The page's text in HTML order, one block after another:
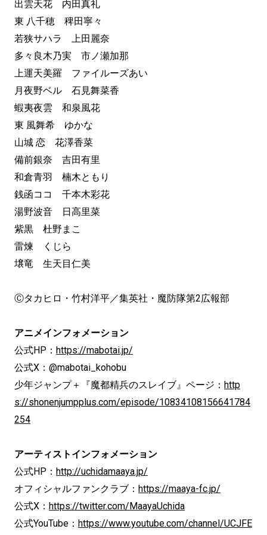
出雲天花 内田真礼
東 八千穂 稗田寧々
若狭サハラ 上田麗奈
多々良木乃実 市ノ瀬加那
上運天美羅 ファイルーズあい
月夜野ベル 石見舞菜香
蝦夷夜雲 和泉風花
東 風舞希 ゆかな
山城 恋 花澤香菜
備前銀奈 吉田有里
和倉青羽 楠木ともり
銭函ココ 千本木彩花
湯野波音 日高里菜
紫黒 杜野まこ
雷煉 くじら
壌竜 生天目仁美
Ⓒタカヒロ・竹村洋平／集英社・魔防隊第2広報部
アニメインフォメーション
公式HP： https://mabotai.jp/
公式X：@mabotai_kohobu
少年ジャンプ＋『魔都精兵のスレイブ』ページ： http
s://shonenjumpplus.com/episode/10834108156641784
254
アーティストインフォメーション
公式HP： http://uchidamaaya.jp/
オフィシャルファンクラブ： https://maaya-fc.jp/
公式X： https://twitter.com/MaayaUchida
公式YouTube： https://www.youtube.com/channel/UCJFE